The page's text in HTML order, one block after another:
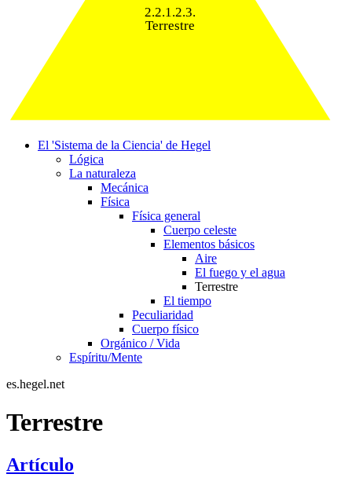
2.2.1.2.3.
Terrestre
El 'Sistema de la Ciencia' de Hegel
Lógica
La naturaleza
Mecánica
Física
Física general
Cuerpo celeste
Elementos básicos
Aire
El fuego y el agua
Terrestre
El tiempo
Peculiaridad
Cuerpo físico
Orgánico / Vida
Espíritu/Mente
es.hegel.net
Terrestre
Artículo